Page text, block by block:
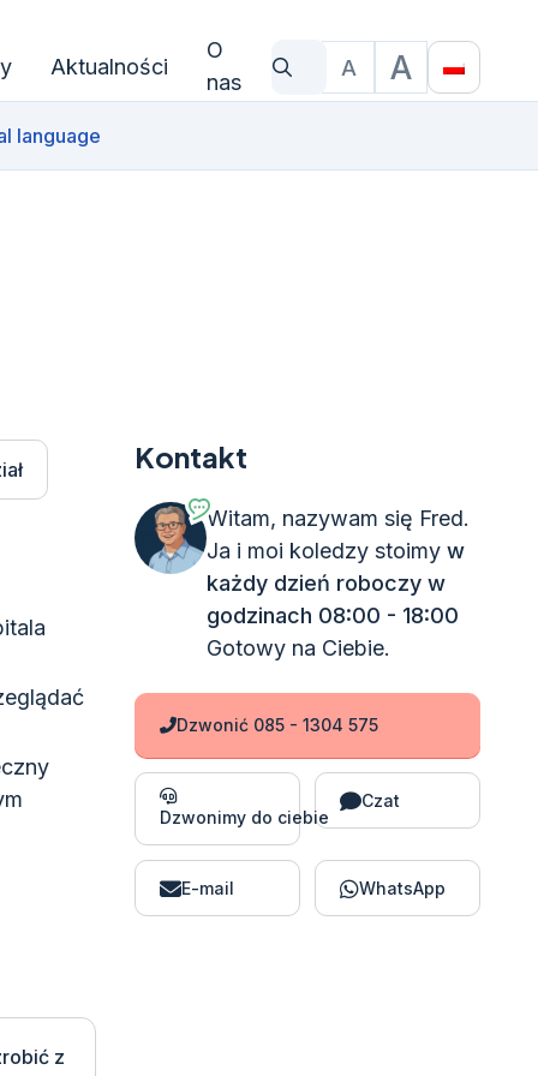
Aktualności
O
nas
Czego szukasz?
Rozmiar czcionki
A A
language
z
Kontakt
Witam, nazywam się Fred.
Ja i moi koledzy stoimy w
każdy dzień roboczy w
godzinach 08:00 - 18:00
Gotowy na Ciebie.
Dzwonić 085 - 1304 575
Dzwonimy do ciebie
Czat
E-mail WhatsApp